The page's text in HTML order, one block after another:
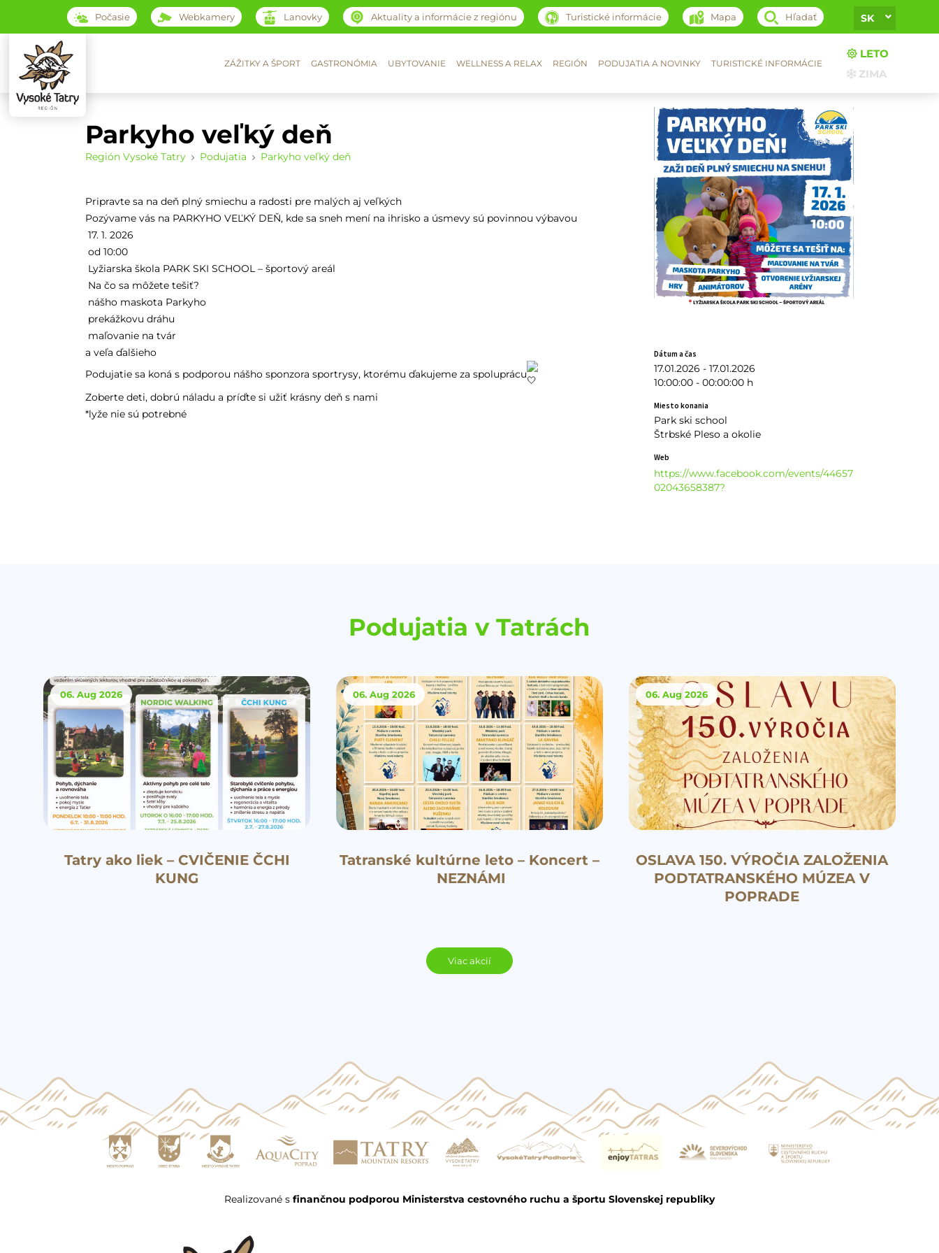
Počasie Webkamery Lanovky Aktuality a informácie z regiónu Turistické informácie Mapa Hľadať SK
ZÁŽITKY A ŠPORT GASTRONÓMIA UBYTOVANIE WELLNESS A RELAX REGIÓN PODUJATIA A NOVINKY TURISTICKÉ INFORMÁCIE
LETO
ZIMA
Parkyho veľký deň
Región Vysoké Tatry Podujatia Parkyho veľký deň
Pripravte sa na deň plný smiechu a radosti pre malých aj veľkých
Pozývame vás na PARKYHO VEĽKÝ DEŇ, kde sa sneh mení na ihrisko a úsmevy sú povinnou výbavou
17. 1. 2026
od 10:00
Lyžiarska škola PARK SKI SCHOOL – športový areál
Na čo sa môžete tešiť?
nášho maskota Parkyho
prekážkovu dráhu
maľovanie na tvár
a veľa ďalšieho
Podujatie sa koná s podporou nášho sponzora sportrysy, ktorému ďakujeme za spoluprácu
Zoberte deti, dobrú náladu a príďte si užiť krásny deň s nami
*lyže nie sú potrebné
Dátum a čas
17.01.2026 - 17.01.2026
10:00:00 - 00:00:00 h
Miesto konania
Park ski school
Štrbské Pleso a okolie
Web
https://www.facebook.com/events/44657
02043658387?
Podujatia v Tatrách
06. Aug 2026
Tatry ako liek – CVIČENIE ČCHI
KUNG
06. Aug2026
Tatranské kultúrne leto – Koncert –
NEZNÁMI
06. Aug2026
OSLAVA 150. VÝROČIA ZALOŽENIA
PODTATRANSKÉHO MÚZEA V
POPRADE
Viac akcií
Realizované s finančnou podporou Ministerstva cestovného ruchu a športu Slovenskej republiky